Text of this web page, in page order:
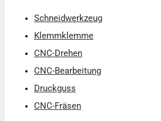
Schneidwerkzeug
Klemmklemme
CNC-Drehen
CNC-Bearbeitung
Druckguss
CNC-Fräsen